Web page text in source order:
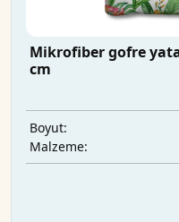
Mikrofiber gofre
cm
Boyut:
Malzeme: